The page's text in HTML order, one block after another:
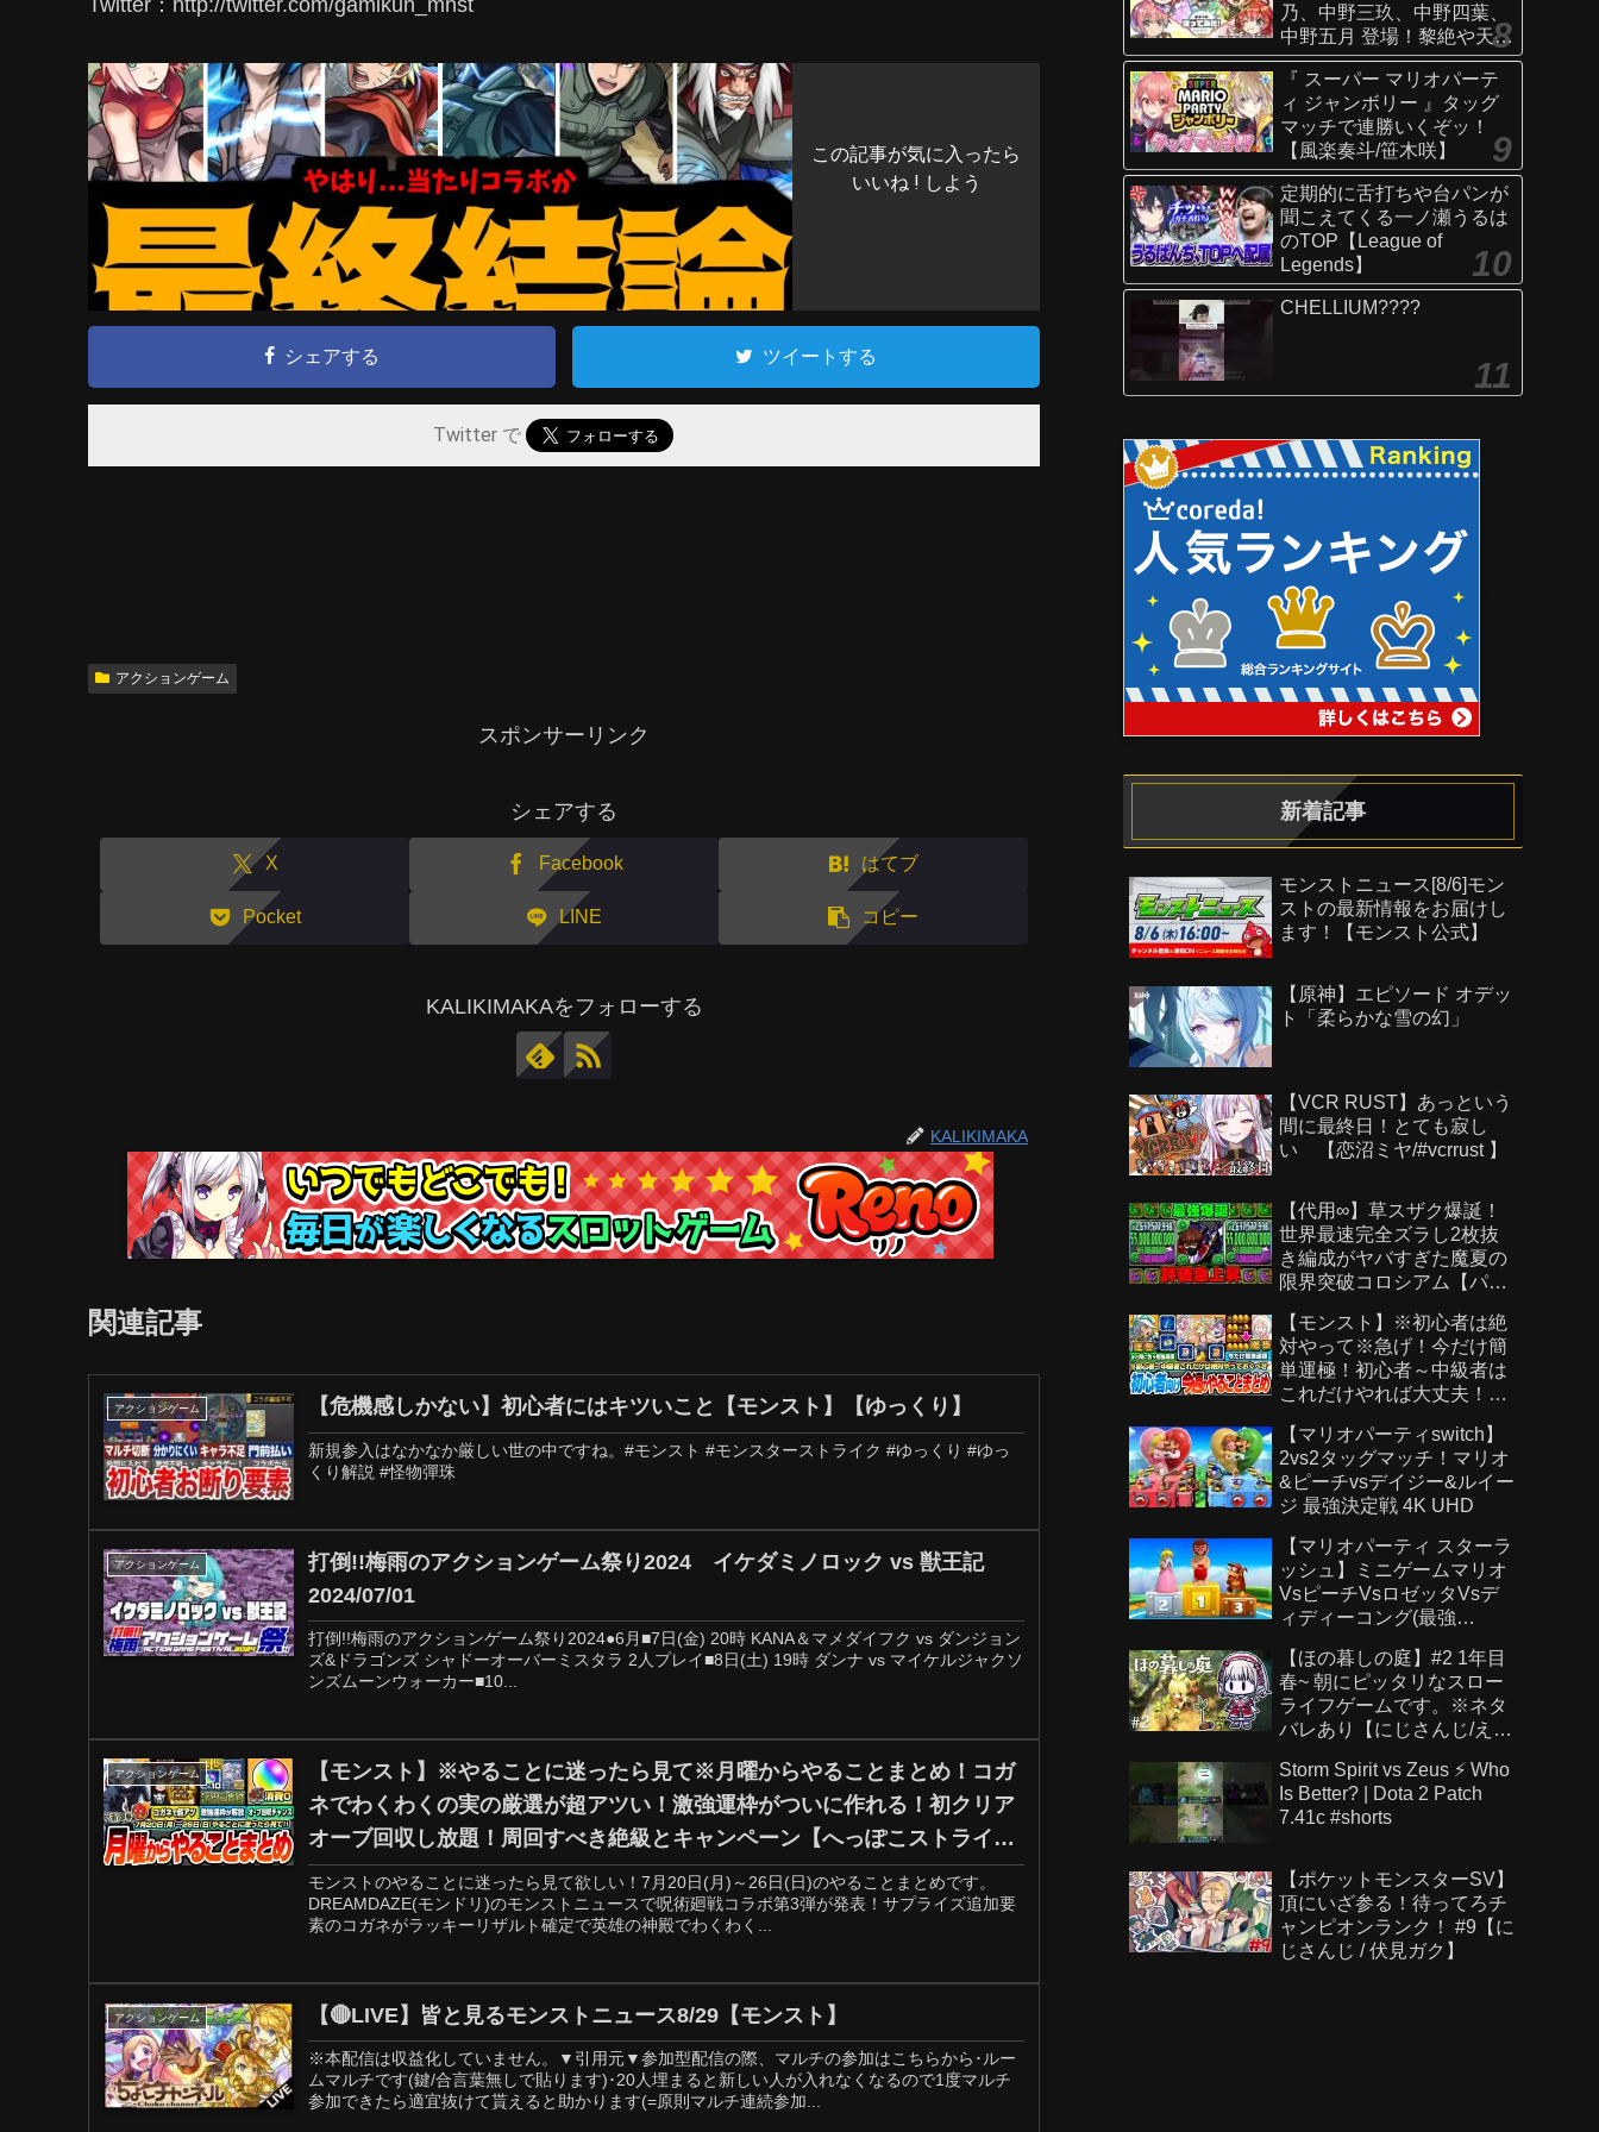
Twitter：http://twitter.com/gamikun_mnst
この記事が気に入ったら
いいね ! しよう
シェアする ツイートする
Twitter で
アクションゲーム
スポンサーリンク
シェアする
X Facebook はてブ
Pocket LINE コピー
KALIKIMAKAをフォローする
KALIKIMAKA
関連記事
アクションゲーム 【危機感しかない】初心者にはキツいこと【モンスト】【ゆっくり】
新規参入はなかなか厳しい世の中ですね。#モンスト #モンスターストライク #ゆっくり #ゆっ
くり解説 #怪物彈珠
アクションゲーム
打倒!!梅雨のアクションゲーム祭り2024 イケダミノロック vs 獣王記
2024/07/01
打倒!!梅雨のアクションゲーム祭り2024●6月■7日(金) 20時 KANA＆マメダイフク vs ダンジョン
ズ&ドラゴンズ シャドーオーバーミスタラ 2人プレイ■8日(土) 19時 ダンナ vs マイケルジャクソ
ンズムーンウォーカー■10...
アクションゲーム
【モンスト】※やることに迷ったら見て※月曜からやることまとめ！コガ
ネでわくわくの実の厳選が超アツい！激強運枠がついに作れる！初クリア
オーブ回収し放題！周回すべき絶級とキャンペーン【へっぽこストライカ
ー
モンストのやることに迷ったら見て欲しい！7月20日(月)～26日(日)のやることまとめです。
DREAMDAZE(モンドリ)のモンストニュースで呪術廻戦コラボ第3弾が発表！サプライズ追加要
素のコガネがラッキーリザルト確定で英雄の神殿でわくわく...
アクションゲーム 【🔴LIVE】皆と見るモンストニュース8/29【モンスト】
※本配信は収益化していません。▼引用元▼参加型配信の際、マルチの参加はこちらから･ルー
ムマルチです(鍵/合言葉無しで貼ります)･20人埋まると新しい人が入れなくなるので1度マルチ
参加できたら適宜抜けて貰えると助かります(=原則マルチ連続参加...
乃、中野三玖、中野四葉、
中野五月 登場！黎絶や天魔
の孤城〜空中庭園〜などで
活躍！オリジナルSSにも注
目！【新キャラ使ってみた
｜モンスト公式】
『 スーパー マリオパーテ
ィ ジャンボリー 』タッグ
マッチで連勝いくぞッ！
【風楽奏斗/笹木咲】
定期的に舌打ちや台パンが
聞こえてくる一ノ瀬うるは
のTOP【League of
Legends】
CHELLIUM????
新着記事
モンストニュース[8/6]モン
ストの最新情報をお届けし
ます！【モンスト公式】
【原神】エピソード オデッ
ト「柔らかな雪の幻」
【VCR RUST】あっという
間に最終日！とても寂し
い 【恋沼ミヤ/#vcrrust 】
【代用∞】草スザク爆誕！
世界最速完全ズラし2枚抜
き編成がヤバすぎた魔夏の
限界突破コロシアム【パズ
【モンスト】※初心者は絶
対やって※急げ！今だけ簡
単運極！初心者～中級者は
これだけやれば大丈夫！作
い運極を見逃すな！【モン
スト夏休み2026】へっぽこ
ストライカー
【マリオパーティswitch】
2vs2タッグマッチ！マリオ
&ピーチvsデイジー&ルイー
ジ 最強決定戦 4K UHD
【マリオパーティ スターラ
ッシュ】ミニゲームマリオ
VsピーチVsロゼッタVsデ
ィディーコング(最強
【ほの暮しの庭】#2 1年目
春~ 朝にピッタリなスロー
ライフゲームです。※ネタ
バレあり【にじさんじ/え
Storm Spirit vs Zeus ⚡ Who
Is Better? | Dota 2 Patch
7.41c #shorts
【ポケットモンスターSV】
頂にいざ参る！待ってろチ
ャンピオンランク！ #9【に
じさんじ / 伏見ガク】